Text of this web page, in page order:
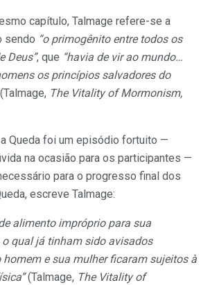
capítulo, Talmage refere-se a
sendo “o primogênito entre todos os
Deus”, que “havia de vir ao mundo…
os princípios salvadores do
The Vitality of Mormonism,
Queda foi um episódio fortuito —
na ocasião para os participantes —
para o progresso final dos
escreve Talmage:
alimento impróprio para sua
qual já tinham sido avisados
homem e sua mulher ficaram sujeitos à
(Talmage, The Vitality of